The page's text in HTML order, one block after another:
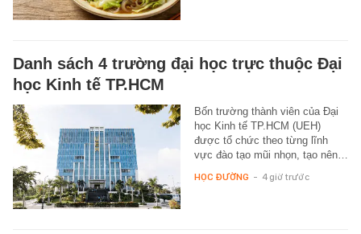
Danh sách 4 trường đại học trực thuộc Đại
học Kinh tế TP.HCM
Bốn trường thành viên của Đại
học Kinh tế TP.HCM (UEH)
được tổ chức theo từng lĩnh
vực đào tạo mũi nhọn, tạo nên…
HỌC ĐƯỜNG - 4 giờ trước